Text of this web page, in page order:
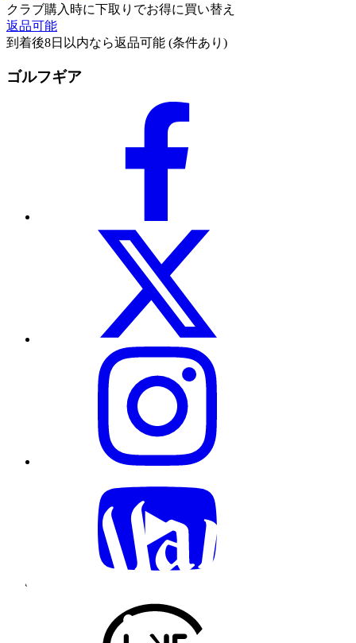
クラブ購入時に下取りでお得に買い替え
返品可能
到着後8日以内なら返品可能 (条件あり)
ゴルフギア